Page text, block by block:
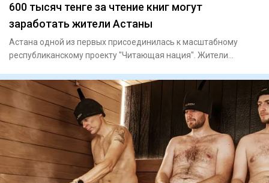
600 тысяч тенге за чтение книг могут
заработать жители Астаны
Астана одной из первых присоединилась к масштабному
республиканскому проекту "Читающая нация". Жители